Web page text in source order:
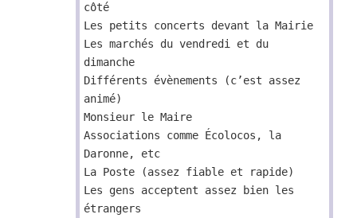
côté
Les petits concerts devant la Mairie
Les marchés du vendredi et du
dimanche
Différents évènements (c’est assez
animé)
Monsieur le Maire
Associations comme Écolocos, la
Daronne, etc
La Poste (assez fiable et rapide)
Les gens acceptent assez bien les
étrangers